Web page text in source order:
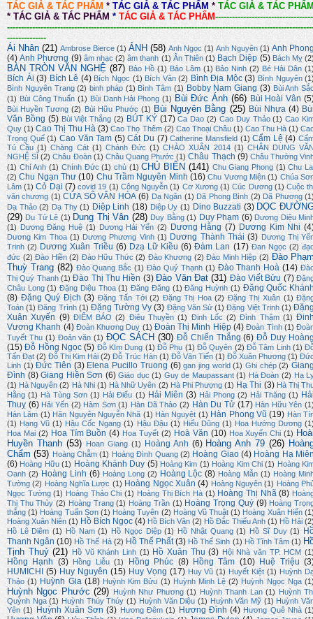
TÁC GIẢ & TÁC PHẨM * TÁC GIẢ & TÁC PHẨM * TÁC GIẢ & TÁC
* TÁC GIẢ & TÁC PHẨM * TÁC GIẢ & TÁC PHẨM-----------------------------------
--------------
Ái Nhân (21) Ambrose Bierce (1) ẢNH (58) Anh Ngọc (1) Anh Nguyên (1) Anh
(4) Anh Phương (9) âm nhạc (2) âm thanh (1) Ân Thiên (1) Bạch Diệp (5) Bách Mỵ
BÀN TRÒN VĂN NGHỆ (87) Bảo Hồ (1) Bảo Lâm (1) Bảo Ninh (2) Bé Hải Dân
Bích Ái (3) Bích Lê (4) Bích Ngọc (1) Bích Vân (2) Bình Địa Mộc (3) Bình Nguyên
Bình Nguyên Trang (2) binh pháp (1) Bình Tâm (1) Bobby Nam Giang (3) Bùi Anh
(1) Bùi Công Thuấn (1) Bùi Danh Hải Phong (1) Bùi Đức Ánh (66) Bùi Hoài Vân
Bùi Huyền Tương (2) Bùi Hữu Phước (1) Bùi Nguyên Bằng (25) Bùi Nhựa (4)
Văn Bồng (5) Bùi Việt Thắng (2) BÚT KÝ (17) Ca Dao (2) Cao Duy Thảo (1) Cao
Quy (1) Cao Thị Thu Hà (3) Cao Thọ Thêm (2) Cao Thoại Châu (1) Cao Thu Hà (1)
Trọng Quế (1) Cao Văn Tam (5) Cát Du (7) Catherine Mansfield (1) Cẩm Lệ (4)
Tú Cầu (1) Chàng Cát (1) Chánh Đức (1) CHÀO XUÂN 2014 (1) CHÂN DUNG
NGHỆ SĨ (2) Châu Đoàn (1) Châu Quang Phước (1) Châu Thạch (9) Châu Thường
(1) Chí Anh (1) Chính Đức (1) chủ (1) CHỦ BIÊN (141) Chu Giang Phong (1) Chu
(2) Chu Ngạn Thư (10) Chu Trầm Nguyên Minh (16) Chu Vương Miện (1) Chúa
Lâm (1) Cỏ Dại (7) covid 19 (1) Công Nguyễn (1) Cơ Xương (1) Cúc Dương (1) Cuộc
văn chương (1) CỬA SỔ VĂN HÓA (6) Dạ Ngân (1) Dã Phong Bình (2) Dã Phương
Dạ Thảo (2) Dạ Thy (1) Diệp Linh (18) Diệp Uy (1) Dino Buzzati (3) DỌC
(29) Du Tử Lê (1) Dung Thị Vân (28) Duy Bằng (1) Duy Phạm (6) Dương Diệu
(1)
Dương Đăng Huệ (1) Dương Hải Yến (2) Dương Hằng (7) Dương Kim Nhi
Dương Kim Thoa (1) Dương Phương Vinh (1) Dương Thành Thái (3) Dương Thị
Trinh (2) Dương Xuân Triều (6) Dzạ Lữ Kiều (6) Đàm Lan (17) Đan Ngọc (2)
đức (2) Đào Hiền (2) Đào Hữu Thức (2) Đào Khương (2) Đào Minh Hiệp (2) Đào
Thuỳ Trang (82) Đào Quang Bắc (1) Đào Quý Thạnh (1) Đào Thanh Hoà (14)
Thị Quý Thanh (1) Đào Thị Thu Hiền (3) Đào Văn Đạt (31) Đào Viết Bửu (7)
Châu Long (1) Đặng Diệu Thoa (1) Đăng Đăng (1) Đăng Huỳnh (1) Đặng Quốc
(8) Đặng Quý Địch (3) Đặng Tấn Tới (2) Đặng Thị Hoa (2) Đặng Thị Xuân (1)
Toán (1) Đăng Trình (1) Đặng Tường Vy (3) Đặng Văn Sử (1) Đặng Việt Trinh (1)
Xuân Xuyến (9) ĐIỂM BÁO (2) Điêu Thuyền (1) Đinh Lốc (2) Đình Thậm (1)
Vương Khanh (4) Đoàn Khương Duy (1) Đoàn Thị Minh Hiệp (4) Đoàn Tình (1)
Tuyết Thu (1) Đoản văn (1) ĐỌC SÁCH (30) Đỗ Chiến Thắng (6) Đỗ Duy
(15) Đỗ Hồng Ngọc (5) Đỗ KIm Dung (1) Đỗ Phu (1) Đỗ Quyên (2) Đỗ Tâm Linh (1)
Tấn Đạt (2) Đỗ Thị Kim Hải (2) Đỗ Trúc Hàn (1) Đỗ Văn Tiến (1) Đỗ Xuân Phương (1)
Linh (1) Đức Tiên (3) Elena Pucillo Truong (6) gan jing world (1) Ghi chép (2)
Đình (8) Giang Hiền Sơn (6) Giáo dục (1) Guy de Maupassant (1) Hà Đoàn (2) Hạ
(1) Hà Nguyên (2) Hà Nhi (1) Hà Nhữ Uyên (2) Hà Phi Phượng (1) Hạ Thi (3) Hà Thị
Hằng (1) Hà Tùng Sơn (1) Hải Điểu (1) Hải Miên (3) Hải Phong (2) Hải Thăng (1)
Thuỵ (6) Hải Yến (2) Hàm Sơn (1) Hàn Dã Thảo (2) Hàn Du Tử (17) Hàn Hữu Yên
Hàn Lâm (1) Hãn Nguyên Nguyễn Nhã (1) Hàn Nguyệt (1) Hàn Phong Vũ (19) Hàn
(1) Hạng Vũ (1) Hậu Cốc Ngang (1) Hậu Đậu (1) Hiếu Dũng (1) Hoa Hướng Dương
Hoa Mai (2) Hoa Tím Buồn (4) Hoa Tuyết (2) Hoà Văn (10) Hoa Xuyến Chi (1)
Huyền Thanh (53) Hoan Giang (1) Hoàng Anh (6) Hoàng Anh 79 (26)
Chẩm (53) Hoàng Chẫm (1) Hoàng Đình Quang (2) Hoàng Giao (4) Hoàng Hạ
(6) Hoàng Hữu (1) Hoàng Khánh Duy (5) Hoàng Kim (1) Hoàng Kim Chi (1) Hoàng
Oanh (2) Hoàng Linh (6) Hoàng Long (2) Hoàng Lộc (8) Hoàng Mẫn (1) Hoàng
Tường (2) Hoàng Nghĩa Lược (1) Hoàng Ngọc Xuân (4) Hoàng Nguyên (1) Hoàng
Ngọc Tường (1) Hoàng Thảo Chi (1) Hoàng Thị Bích Hà (1) Hoàng Thị Nhã (8)
Thị Thu Thủy (2) Hoàng Trang (1) Hoàng Trần (1) Hoàng Trọng Quý (9) Hoàng
thắng (1) Hoàng Tuấn Sơn (1) Hoàng Tuyên (2) Hoàng Vũ Thuật (1) Hoàng Xuân Hiến
Hoàng Xuân Niên (1) Hồ Bích Ngọc (4) Hồ Bích Vân (2) Hồ Đắc Thiếu Anh (1) Hồ Hải
Hồ Lê Diêm (1) Hồ Nam (1) Hồ Ngọc Diệp (1) Hồ Nhật Quang (1) Hồ Sĩ Duy (1)
Thanh Ngân (10) Hồ Thế Hà (2) Hồ Thế Phất (3) Hồ Thế Sinh (1) Hồ Tĩnh Tâm (1)
Tịnh Thuỷ (21) Hồ Vũ Khánh Linh (1) Hồ Xuân Thu (3) Hội Nhà văn TP. HCM
Hồng Hạnh (3) Hồng Liễu (1) Hồng Phúc (8) Hồng Tâm (10) Huệ Triệu
HUMICHI
(5) Huy Nguyên (15) Huy Vọng (17) Huy Vũ (1) Huyết Kiệt (1) Huỳnh
Thảo (1) Huỳnh Gia (18) Huỳnh Kim Bửu (1) Huỳnh Minh Lệ (2) Huỳnh Ngọc Nga
Huỳnh Ngọc Phước (29) Huỳnh Như Phương (1) Huỳnh Thanh Lan (1)
Huỳnh
Quỳnh Nga (1) Huỳnh Thúy Thúy (1) Huỳnh Văn Diệu (1) Huỳnh Văn Mỹ (1) Huỳnh
Yên (1) Huỳnh Xuân Sơn (3) Hương Đêm (1) Hương Đình (4) Hương Quê Nhà